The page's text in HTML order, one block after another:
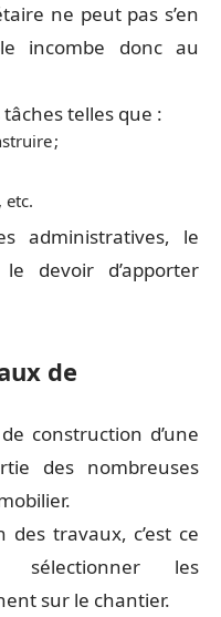
ne peut pas s’en
incombe donc au
telles que :
;
etc.
administratives, le
devoir d’apporter
de
construction d’une
des nombreuses
des travaux, c’est ce
sélectionner les
sur le chantier.